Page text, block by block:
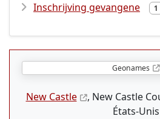
Inschrijving gevangene 1
Geonames
New Castle
, New Castle
États-Unis